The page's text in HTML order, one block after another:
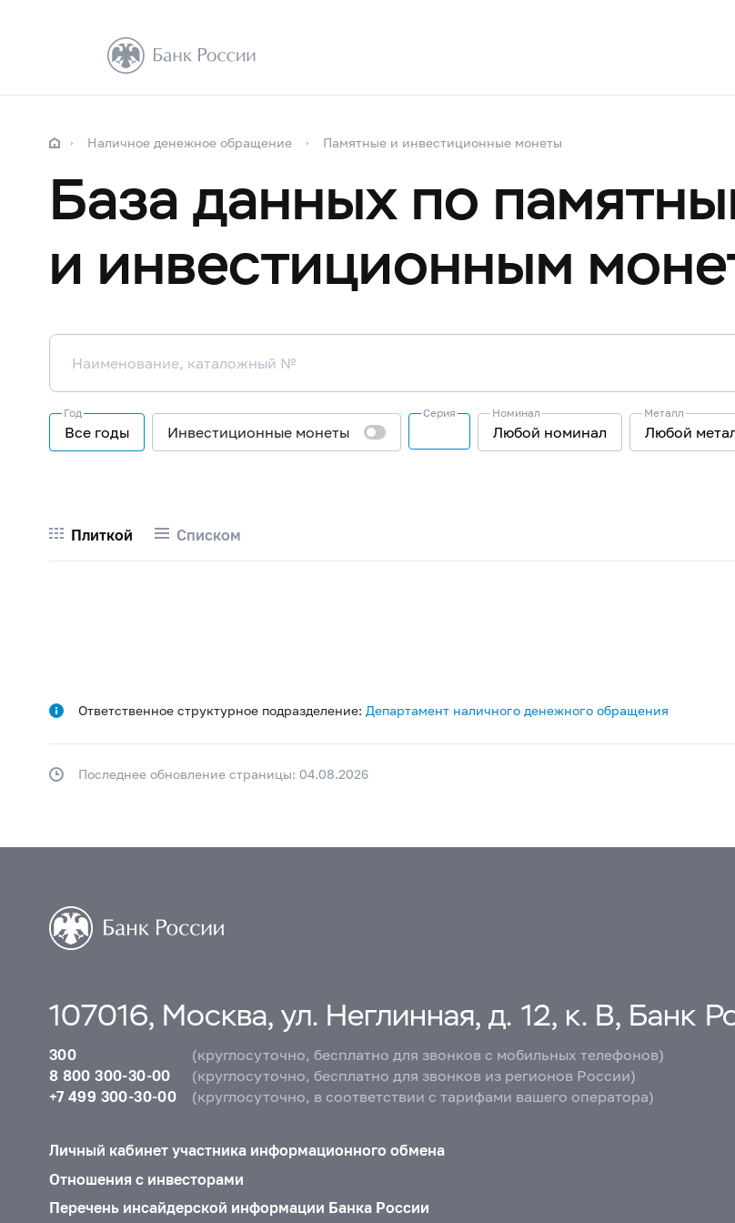
Наличное денежное обращение Памятные и инвестиционные монеты
База данных по
и инвестиционным
Год
Все годы Инвестиционные монеты
Серия Номинал
Любой номинал
Металл
Любой
Плиткой Списком
Ответственное структурное подразделение: Департамент наличного денежного обращения
Последнее обновление страницы: 04.08.2026
107016, Москва, ул. Неглинная, д. 12, к. В, Банк
300
(круглосуточно, бесплатно для звонков с мобильных телефонов)
8 800 300-30-00
(круглосуточно, бесплатно для звонков из регионов России)
+7 499 300-30-00
(круглосуточно, в соответствии с тарифами вашего оператора)
Личный кабинет участника информационного обмена
Отношения с инвесторами
Перечень инсайдерской информации Банка России